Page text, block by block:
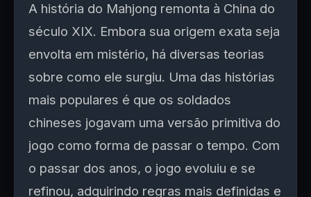
A história do Mahjong remonta à China do
século XIX. Embora sua origem exata seja
envolta em mistério, há diversas teorias
sobre como ele surgiu. Uma das histórias
mais populares é que os soldados
chineses jogavam uma versão primitiva do
jogo como forma de passar o tempo. Com
o passar dos anos, o jogo evoluiu e se
refinou, adquirindo regras mais definidas e